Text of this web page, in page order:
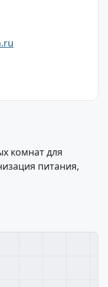
комнат для
питания,